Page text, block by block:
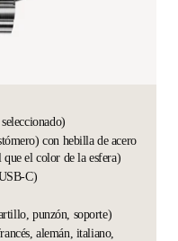
con hebilla de acero
el color de la esfera)
C)
punzón, soporte)
alemán, italiano,